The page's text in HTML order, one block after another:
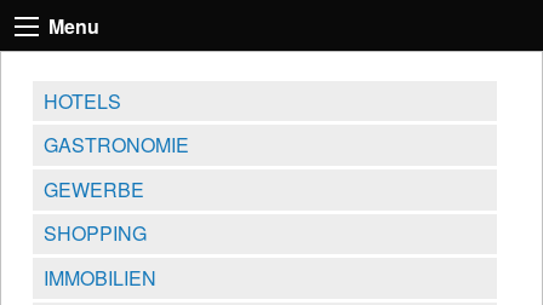
Menu
HOTELS
GASTRONOMIE
GEWERBE
SHOPPING
IMMOBILIEN